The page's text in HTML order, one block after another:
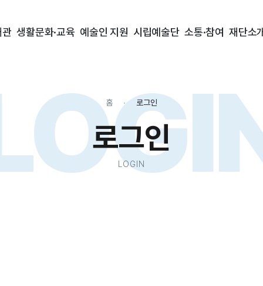
관 생활문화·교육 예술인 지원 시립예술단 소통·참여 재단소
홈 로그인
로그인
LOGIN